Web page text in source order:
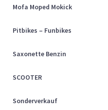
Checkout
Mofa Moped Mokick
Pitbikes – Funbikes
Saxonette Benzin
SCOOTER
Sonderverkauf